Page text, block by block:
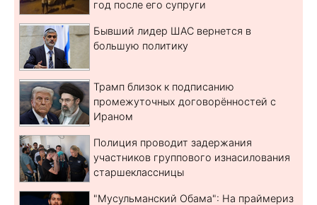
год после его супруги
Бывший лидер ШАС вернется в
большую политику
Трамп близок к подписанию
промежуточных договорённостей с
Ираном
Полиция проводит задержания
участников группового изнасилования
старшеклассницы
"Мусульманский Обама": На праймериз